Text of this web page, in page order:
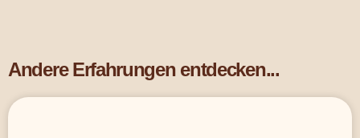
Andere Erfahrungen entdecken...